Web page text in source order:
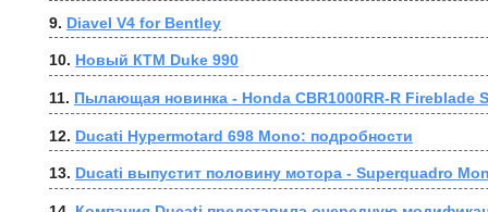
9. Diavel V4 for Bentley
10. Новый КТМ Duke 990
11. Пылающая новинка - Honda CBR1000RR-R Fireblade
12. Ducati Hypermotard 698 Mono: подробности
13. Ducati выпустит половину мотора - Superquadro